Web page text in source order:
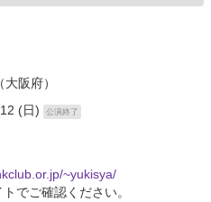
（大阪府）
(日)
公演終了
~yukisya/
でご確認ください。